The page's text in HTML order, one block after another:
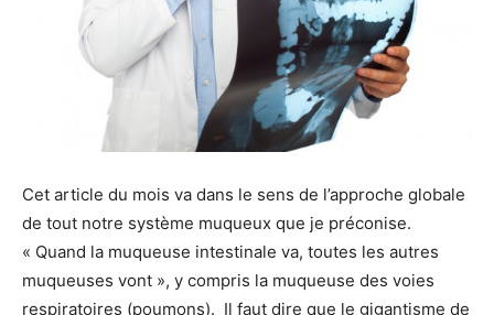
Cet article du mois va dans le sens de l’approche globale
de tout notre système muqueux que je préconise.
« Quand la muqueuse intestinale va, toutes les autres
muqueuses vont », y compris la muqueuse des voies
respiratoires (poumons). Il faut dire que le gigantisme de